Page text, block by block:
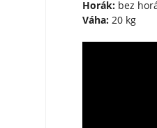
Horák:bez
Váha:20 kg